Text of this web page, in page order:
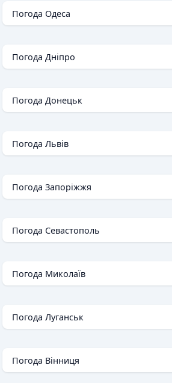
Погода Одеса
Погода Дніпро
Погода Донецьк
Погода Львів
Погода Запоріжжя
Погода Севастополь
Погода Миколаїв
Погода Луганськ
Погода Вінниця